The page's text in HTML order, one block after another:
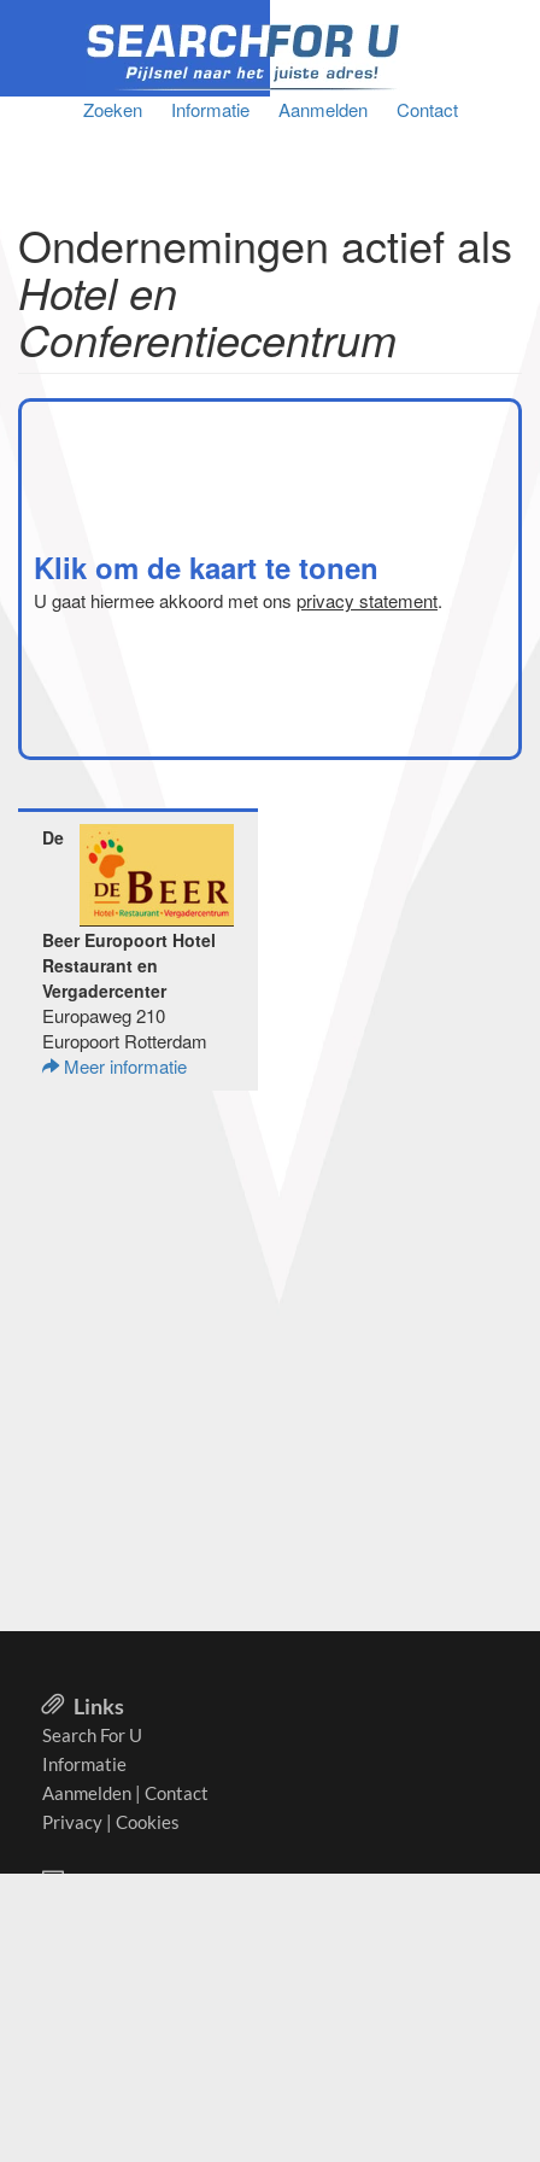
Zoeken Informatie Aanmelden Contact
Ondernemingen actief als
Hotel en
Conferentiecentrum
Klik om de kaart te tonen
U gaat hiermee akkoord met ons privacy statement.
De
Beer Europoort Hotel
Restaurant en
Vergadercenter
Europaweg 210
Europoort Rotterdam
Meer informatie
Links
Search For U
Informatie
Aanmelden | Contact
Privacy | Cookies
Actief in